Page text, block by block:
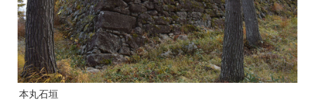
本丸石垣